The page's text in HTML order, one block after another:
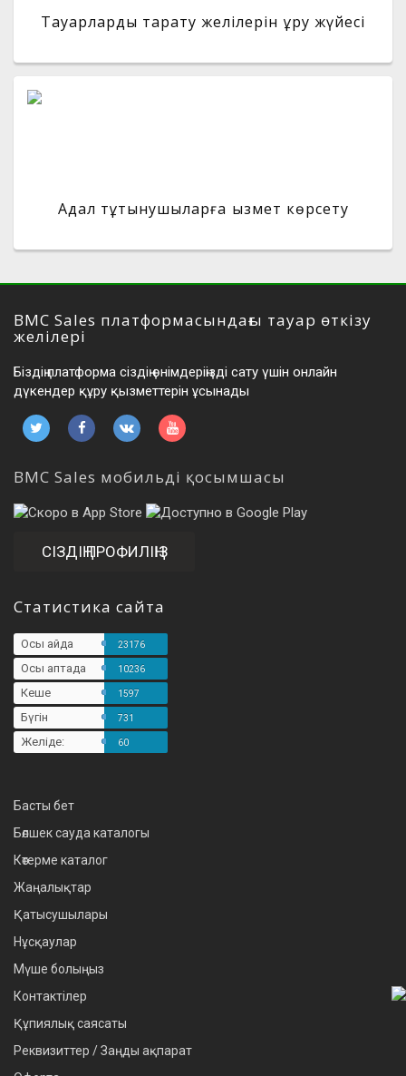
Тауарларды тарату желілерін құру жүйесі
Адал тұтынушыларға қызмет көрсету
BMC Sales платформасындағы тауар өткізу
желілері
Біздің платформа сіздің өнімдеріңізді сату үшін онлайн
дүкендер құру қызметтерін ұсынады
BMC Sales мобильді қосымшасы
СІЗДІҢ ПРОФИЛІҢІЗ
Статистика сайта
Осы айда 23176
Осы аптада 10236
Кеше 1597
Бүгін 731
Желіде: 60
Басты бет
Бөлшек сауда каталогы
Көтерме каталог
Жаңалықтар
Қатысушылары
Нұсқаулар
Мүше болыңыз
Контактілер
Құпиялық саясаты
Реквизиттер / Заңды ақпарат